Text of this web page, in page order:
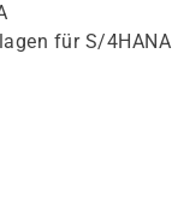
für S/4HANA